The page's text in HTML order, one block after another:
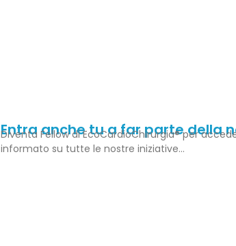
Entra anche tu a far parte della
Diventa Fellow di EcoCardioChirurgia® per
informato su tutte le nostre iniziative…